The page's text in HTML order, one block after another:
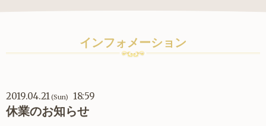
インフォメーション
2019.04.21(Sun) 18:59
休業のお知らせ